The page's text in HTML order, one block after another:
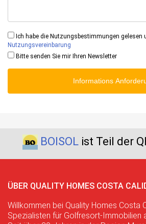
Ich habe die Nutzungsbestimmungen gelesen
Nutzungsvereinbarung
Bitte senden Sie mir Ihren Newsletter
Informations
BOISOL ist Teil der
ÜBER QUALITY HOMES COSTA
Willkommen bei Quality Homes Costa
Spezialisten für Golfresort-Immobilien